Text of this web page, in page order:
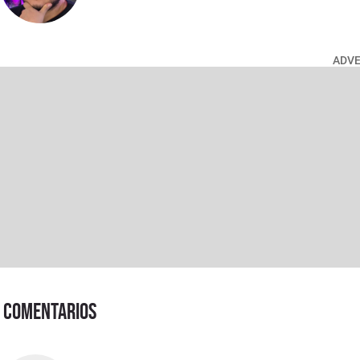
Comentarios